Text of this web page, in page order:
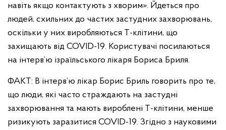
навіть якщо контактують з хворим». Йдеться про
людей, схильних до частих застудних захворювань,
оскільки у них виробляються Т-клітини, що
захищають від COVID-19. Користувачі посилаються
на інтерв’ю ізраїльського лікаря Бориса Бриля.
ФАКТ: В інтерв’ю лікар Борис Бриль говорить про те,
що люди, які часто страждають на застудні
захворювання та мають вироблені Т-клітини, менше
ризикують заразитися COVID-19. Згідно з науковими